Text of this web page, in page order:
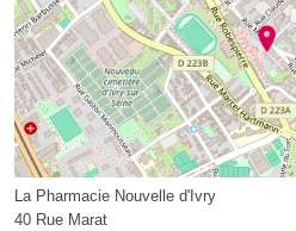
La Pharmacie Nouvelle d'Ivry
40 Rue Marat